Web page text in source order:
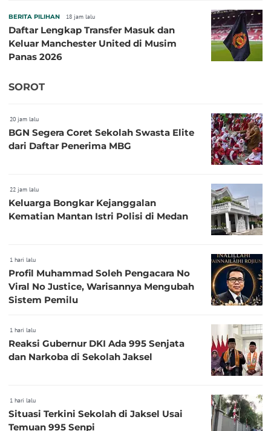
BERITA PILIHAN 18 jam lalu
Daftar Lengkap Transfer Masuk dan
Keluar Manchester United di Musim
Panas 2026
SOROT
20 jam lalu
BGN Segera Coret Sekolah Swasta Elite
dari Daftar Penerima MBG
22 jam lalu
Keluarga Bongkar Kejanggalan
Kematian Mantan Istri Polisi di Medan
1 hari lalu
Profil Muhammad Soleh Pengacara No
Viral No Justice, Warisannya Mengubah
Sistem Pemilu
1 hari lalu
Reaksi Gubernur DKI Ada 995 Senjata
dan Narkoba di Sekolah Jaksel
1 hari lalu
Situasi Terkini Sekolah di Jaksel Usai
Temuan 995 Senpi